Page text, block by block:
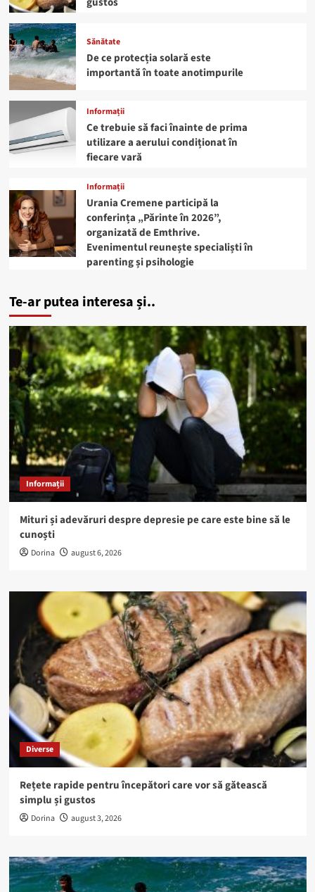
Sănătate
De ce protecția solară este
importantă în toate anotimpurile
Informații
Ce trebuie să faci înainte de prima
utilizare a aerului condiționat în
fiecare vară
Informații
Urania Cremene participă la
conferința „Părinte în 2026”,
organizată de Emthrive.
Evenimentul reunește specialiști în
parenting și psihologie
Te-ar putea interesa și..
Informații
Mituri și adevăruri despre depresie pe care este bine să le
cunoști
Dorina august 6, 2026
Diverse
Rețete rapide pentru începători care vor să gătească
simplu și gustos
Dorina august 3, 2026